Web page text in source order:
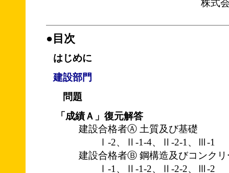
株式
●目次
はじめに
建設部門
問題
「成績Ａ」復元解答
建設合格者Ⓐ 土質及び基礎
Ⅰ-2、Ⅱ-1-4、Ⅱ-2-1、Ⅲ-1
建設合格者Ⓑ 鋼構造及びコンクリ
Ⅰ-1、Ⅱ-1-2、Ⅱ-2-2、Ⅲ-2